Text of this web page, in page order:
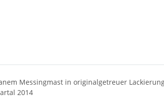
Messingmast in originalgetreuer
2014